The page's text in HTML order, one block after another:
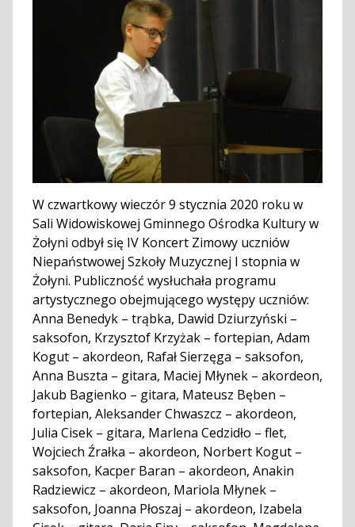
W czwartkowy wieczór 9 stycznia 2020 roku w
Sali Widowiskowej Gminnego Ośrodka Kultury w
Żołyni odbył się IV Koncert Zimowy uczniów
Niepaństwowej Szkoły Muzycznej I stopnia w
Żołyni. Publiczność wysłuchała programu
artystycznego obejmującego występy uczniów:
Anna Benedyk – trąbka, Dawid Dziurzyński –
saksofon, Krzysztof Krzyżak – fortepian, Adam
Kogut – akordeon, Rafał Sierzęga – saksofon,
Anna Buszta – gitara, Maciej Młynek – akordeon,
Jakub Bagienko – gitara, Mateusz Bęben –
fortepian, Aleksander Chwaszcz – akordeon,
Julia Cisek – gitara, Marlena Cedzidło – flet,
Wojciech Źrałka – akordeon, Norbert Kogut –
saksofon, Kacper Baran – akordeon, Anakin
Radziewicz – akordeon, Mariola Młynek –
saksofon, Joanna Płoszaj – akordeon, Izabela